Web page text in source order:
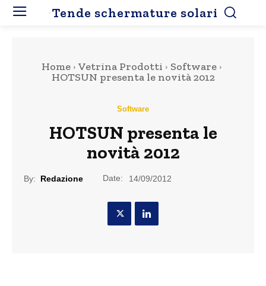
Tende schermature solari
Home Vetrina Prodotti
Software
HOTSUN presenta le novità 2012
Software
HOTSUN presenta le
novità 2012
By: Redazione Date: 14/09/2012